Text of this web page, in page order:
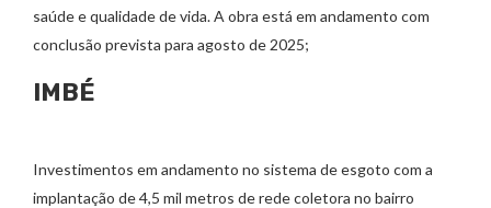
saúde e qualidade de vida. A obra está em andamento com
conclusão prevista para agosto de 2025;
IMBÉ
Investimentos em andamento no sistema de esgoto com a
implantação de 4,5 mil metros de rede coletora no bairro